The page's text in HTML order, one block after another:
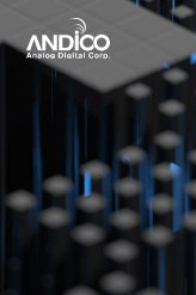
회사소개
제품